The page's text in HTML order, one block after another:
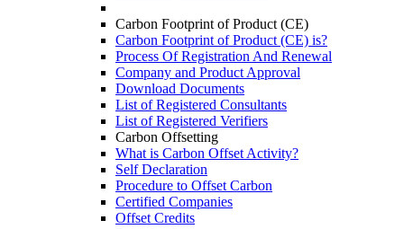
Carbon Footprint of Product (CE)
Carbon Footprint of Product (CE) is?
Process Of Registration And Renewal
Company and Product Approval
Download Documents
List of Registered Consultants
List of Registered Verifiers
Carbon Offsetting
What is Carbon Offset Activity?
Self Declaration
Procedure to Offset Carbon
Certified Companies
Offset Credits